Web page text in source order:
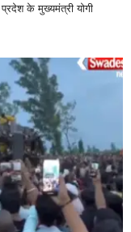
के मुख्यमंत्री योगी